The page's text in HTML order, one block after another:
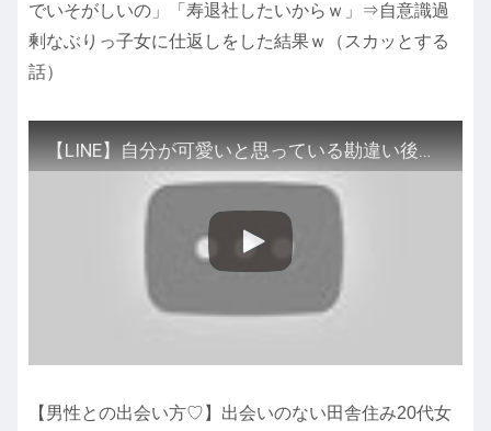
でいそがしいの」「寿退社したいからｗ」⇒自意識過
剰なぶりっ子女に仕返しをした結果ｗ（スカッとする
話）
【LINE】自分が可愛いと思っている勘違い後輩「婚活でいそがしいの」「寿退社したいからｗ」⇒自意識過剰なぶりっ子女に仕返しをした結果ｗ（スカッとする話）
【男性との出会い方♡】出会いのない田舎住み20代女